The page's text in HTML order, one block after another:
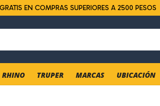
EN COMPRAS SUPERIORES A 2500 PESOS
RHINO TRUPER MARCAS UBICACIÓN